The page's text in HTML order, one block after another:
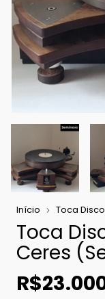
Início Toca
Toca
Ceres